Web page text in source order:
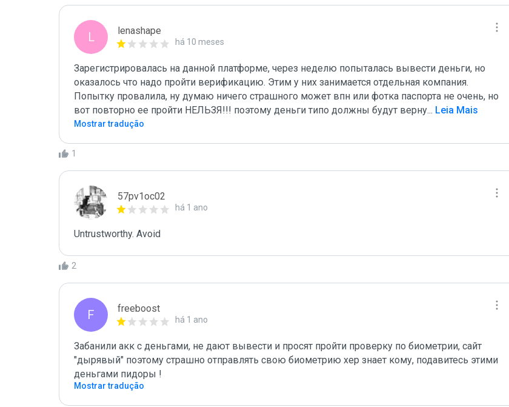
L lenashape
há 10 meses
Зарегистрировалась на данной платформе, через неделю попыталась вывести деньги, но
оказалось что надо пройти верификацию. Этим у них занимается отдельная компания.
Попытку провалила, ну думаю ничего страшного может впн или фотка паспорта не очень, но
вот повторно ее пройти НЕЛЬЗЯ!!! поэтому деньги типо должны будут верну... Leia Mais
Mostrar tradução
1
57pv1oc02
há 1 ano
Untrustworthy. Avoid
2
F freeboost
há 1 ano
Забанили акк с деньгами, не дают вывести и просят пройти проверку по биометрии, сайт
"дырявый" поэтому страшно отправлять свою биометрию хер знает кому, подавитесь этими
деньгами пидоры !
Mostrar tradução